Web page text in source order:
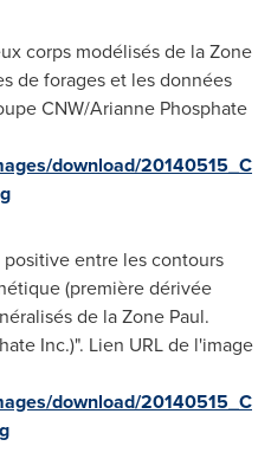
corps modélisés de la Zone
de forages et les données
CNW/Arianne Phosphate
download/20140515_C
entre les contours
(première dérivée
de la Zone Paul.
Inc.)". Lien URL de l'image
download/20140515_C